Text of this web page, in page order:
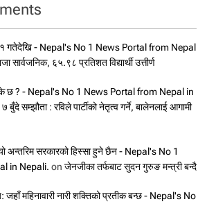
१ गतेदेखि - Nepal's No 1 News Portal from Nepal
सार्वजनिक, ६५.९८ प्रतिशत विद्यार्थी उत्तीर्ण
के छ ? - Nepal's No 1 News Portal from Nepal in
बुँदे सम्झौता : रविले पार्टीको नेतृत्व गर्ने, बालेनलाई आगामी
यो अन्तरिम सरकारको हिस्सा हुने छैन - Nepal's No 1
in Nepali. on जेनजीका तर्फबाट सुदन गुरुङ मन्त्री बन्दै
महिनावारी नारी शक्तिको प्रतीक बन्छ - Nepal's No